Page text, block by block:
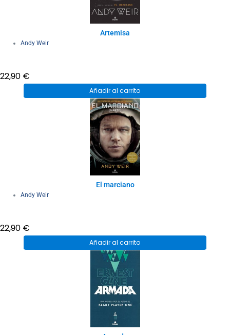
Artemisa
Andy Weir
22,90 €
Añadir al carrito
El marciano
Andy Weir
22,90 €
Añadir al carrito